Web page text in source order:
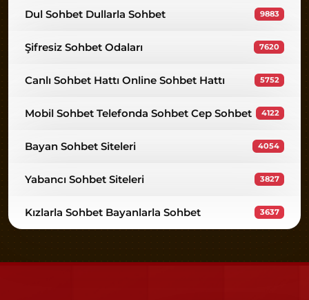
Dul Sohbet Dullarla Sohbet 9883
Şifresiz Sohbet Odaları 7620
Canlı Sohbet Hattı Online Sohbet Hattı 5752
Mobil Sohbet Telefonda Sohbet Cep Sohbet 4122
Bayan Sohbet Siteleri 4054
Yabancı Sohbet Siteleri 3827
Kızlarla Sohbet Bayanlarla Sohbet 3637